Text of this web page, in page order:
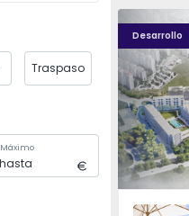
Traspaso
Máximo
155
262
2
0
Desarrollo
Élou - 10